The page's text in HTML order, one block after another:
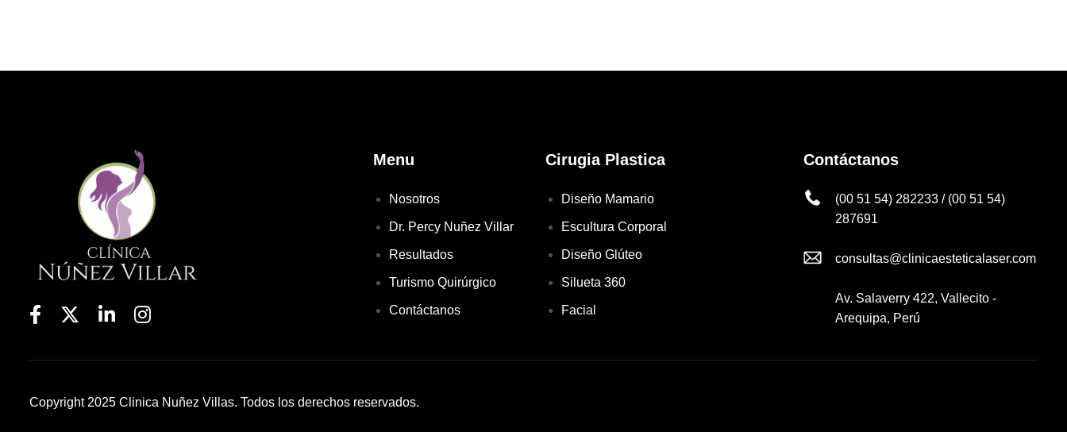
Menu
Nosotros
Dr. Percy Nuñez Villar
Resultados
Turismo Quirúrgico
Contáctanos
Cirugia Plastica
Diseño Mamario
Escultura Corporal
Diseño Glúteo
Silueta 360
Facial
Contáctanos
(00 51 54) 282233 / (00 51 54)
287691
consultas@clinicaesteticalaser.com
Av. Salaverry 422, Vallecito -
Arequipa, Perú
Copyright 2025 Clinica Nuñez Villas. Todos los derechos reservados.